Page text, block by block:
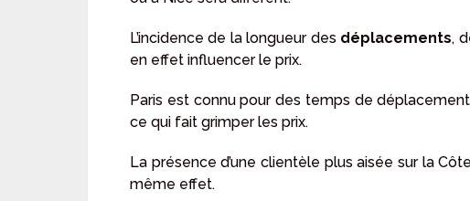
L’incidence de la longueur des déplacements,
en effet influencer le prix.
Paris est connu pour des temps de
ce qui fait grimper les prix.
La présence d’une clientèle plus aisée sur la
même effet.